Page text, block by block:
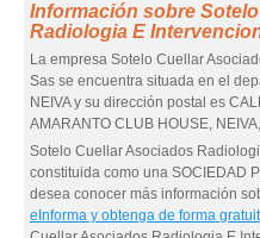
Información sobre
Radiologia E
La empresa Sotelo Cuellar
Sas se encuentra situada en el
NEIVA y su dirección postal es
AMARANTO CLUB HOUSE,
Sotelo Cuellar Asociados
constituida como una SOCIEDAD
desea conocer más información
eInforma y obtenga de forma